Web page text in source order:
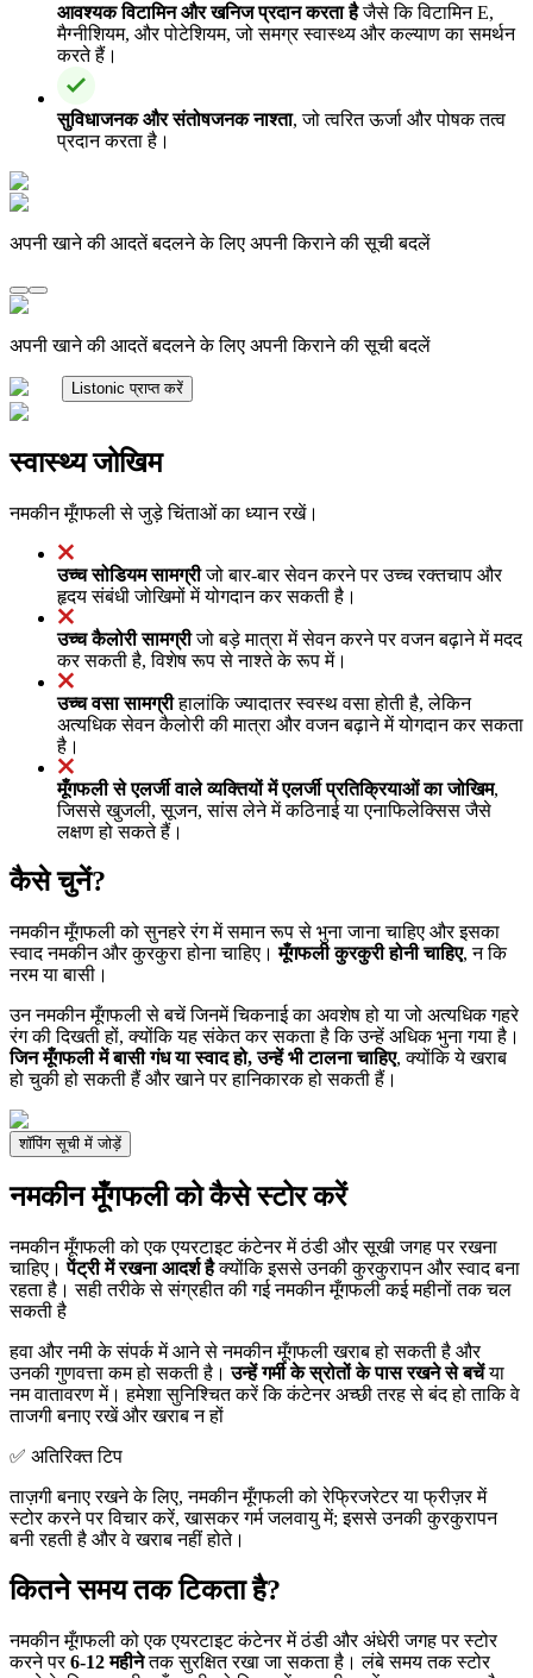
आवश्यक विटामिन और खनिज प्रदान करता हैजैसे कि विटामिन E,
मैग्नीशियम, और पोटेशियम, जो समग्र स्वास्थ्य और कल्याण का समर्थन
करते हैं।
सुविधाजनक और संतोषजनक नाश्ता, जो त्वरित ऊर्जा और पोषक तत्व
प्रदान करता है।
अपनी खाने की आदतें बदलने के लिए अपनी किराने की सूची बदलें
अपनी खाने की आदतें बदलने के लिए अपनी किराने की सूची बदलें
Listonic प्राप्त करें
स्वास्थ्य जोखिम
नमकीन मूँगफली से जुड़े चिंताओं का ध्यान रखें।
उच्च सोडियम सामग्रीजो बार-बार सेवन करने पर उच्च रक्तचाप और
हृदय संबंधी जोखिमों में योगदान कर सकती है।
उच्च कैलोरी सामग्रीजो बड़े मात्रा में सेवन करने पर वजन बढ़ाने में मदद
कर सकती है, विशेष रूप से नाश्ते के रूप में।
उच्च वसा सामग्रीहालांकि ज्यादातर स्वस्थ वसा होती है, लेकिन
अत्यधिक सेवन कैलोरी की मात्रा और वजन बढ़ाने में योगदान कर सकता
है।
मूँगफली से एलर्जी वाले व्यक्तियों में एलर्जी प्रतिक्रियाओं का जोखिम,
जिससे खुजली, सूजन, सांस लेने में कठिनाई या एनाफिलेक्सिस जैसे
लक्षण हो सकते हैं।
कैसे चुनें?
नमकीन मूँगफली को सुनहरे रंग में समान रूप से भुना जाना चाहिए और इसका
स्वाद नमकीन और कुरकुरा होना चाहिए।मूँगफली कुरकुरी होनी चाहिए, न कि
नरम या बासी।
उन नमकीन मूँगफली से बचें जिनमें चिकनाई का अवशेष हो या जो अत्यधिक गहरे
रंग की दिखती हों, क्योंकि यह संकेत कर सकता है कि उन्हें अधिक भुना गया है।
जिन मूँगफली में बासी गंध या स्वाद हो, उन्हें भी टालना चाहिए, क्योंकि ये खराब
हो चुकी हो सकती हैं और खाने पर हानिकारक हो सकती हैं।
शॉपिंग सूची में जोड़ें
नमकीन मूँगफली को कैसे स्टोर करें
नमकीन मूँगफली को एक एयरटाइट कंटेनर में ठंडी और सूखी जगह पर रखना
चाहिए।पेंट्री में रखना आदर्श हैक्योंकि इससे उनकी कुरकुरापन और स्वाद बना
रहता है। सही तरीके से संग्रहीत की गई नमकीन मूँगफली कई महीनों तक चल
सकती है
हवा और नमी के संपर्क में आने से नमकीन मूँगफली खराब हो सकती है और
उनकी गुणवत्ता कम हो सकती है।उन्हें गर्मी के स्रोतों के पास रखने से बचेंया
नम वातावरण में। हमेशा सुनिश्चित करें कि कंटेनर अच्छी तरह से बंद हो ताकि वे
ताजगी बनाए रखें और खराब न हों
✅ अतिरिक्त टिप
ताज़गी बनाए रखने के लिए, नमकीन मूँगफली को रेफ्रिजरेटर या फ्रीज़र में
स्टोर करने पर विचार करें, खासकर गर्म जलवायु में; इससे उनकी कुरकुरापन
बनी रहती है और वे खराब नहीं होते।
कितने समय तक टिकता है?
नमकीन मूँगफली को एक एयरटाइट कंटेनर में ठंडी और अंधेरी जगह पर स्टोर
करने पर6-12 महीनेतक सुरक्षित रखा जा सकता है। लंबे समय तक स्टोर